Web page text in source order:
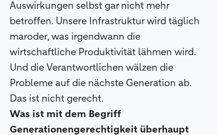
Auswirkungen selbst gar nicht mehr
betroffen. Unsere Infrastruktur wird täglich
maroder, was irgendwann die
wirtschaftliche Produktivität lähmen wird.
Und die Verantwortlichen wälzen die
Probleme auf die nächste Generation ab.
Das ist nicht gerecht.
Was ist mit dem Begriff
Generationengerechtigkeit überhaupt